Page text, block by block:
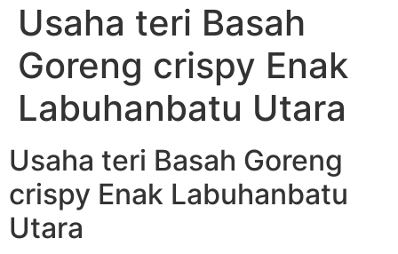
Usaha teri Basah
Goreng crispy Enak
Labuhanbatu Utara
Usaha teri Basah Goreng
crispy Enak Labuhanbatu
Utara